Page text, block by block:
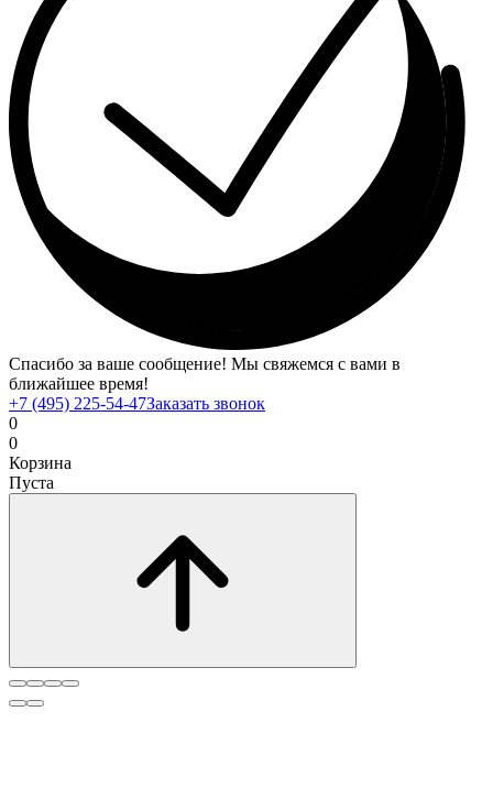
Спасибо за ваше сообщение! Мы свяжемся с вами в
ближайшее время!
+7 (495) 225-54-47Заказать звонок
0
0
Корзина
Пуста